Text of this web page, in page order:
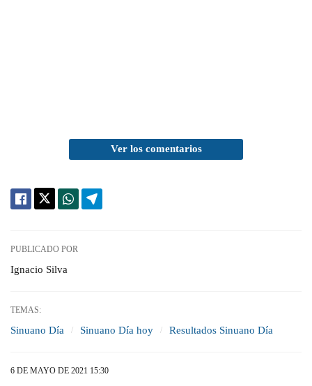
Ver los comentarios
PUBLICADO POR
Ignacio Silva
TEMAS:
Sinuano Día Sinuano Día hoy Resultados Sinuano Día
6 DE MAYO DE 2021 15:30